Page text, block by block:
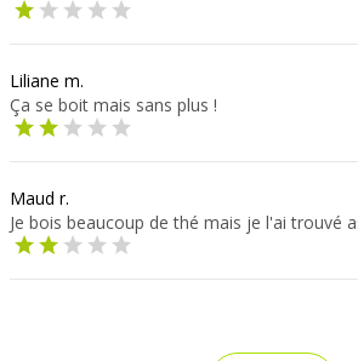
Liliane m.
Ça se boit mais sans plus !
Maud r.
Je bois beaucoup de thé mais je l'ai trouvé